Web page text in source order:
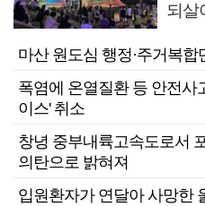
되살
마산 원도심 행정·주거복
폭염에 온열질환 등 안전사
이스' 취소
창녕 중부내륙고속도로서
의탄으로 밝혀져
입원환자가 연달아 사망한